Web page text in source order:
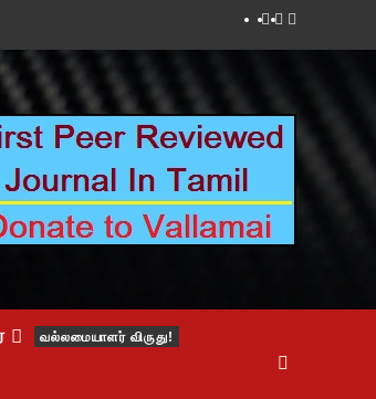
Facebook
Twitter
Youtube
வல்லமையாளர் விருது!